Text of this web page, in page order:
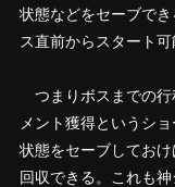
状態などをセーブで
ス直前からスタート可
つまりボスまでの
メント獲得というシ
状態をセーブしてお
回収できる。これも神